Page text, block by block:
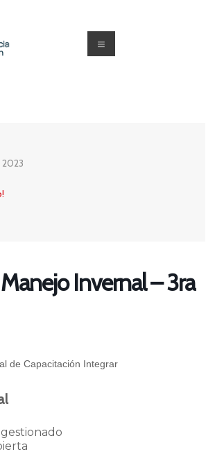
Menú
2023
Invernal – 3ra
de Capacitación Integrar